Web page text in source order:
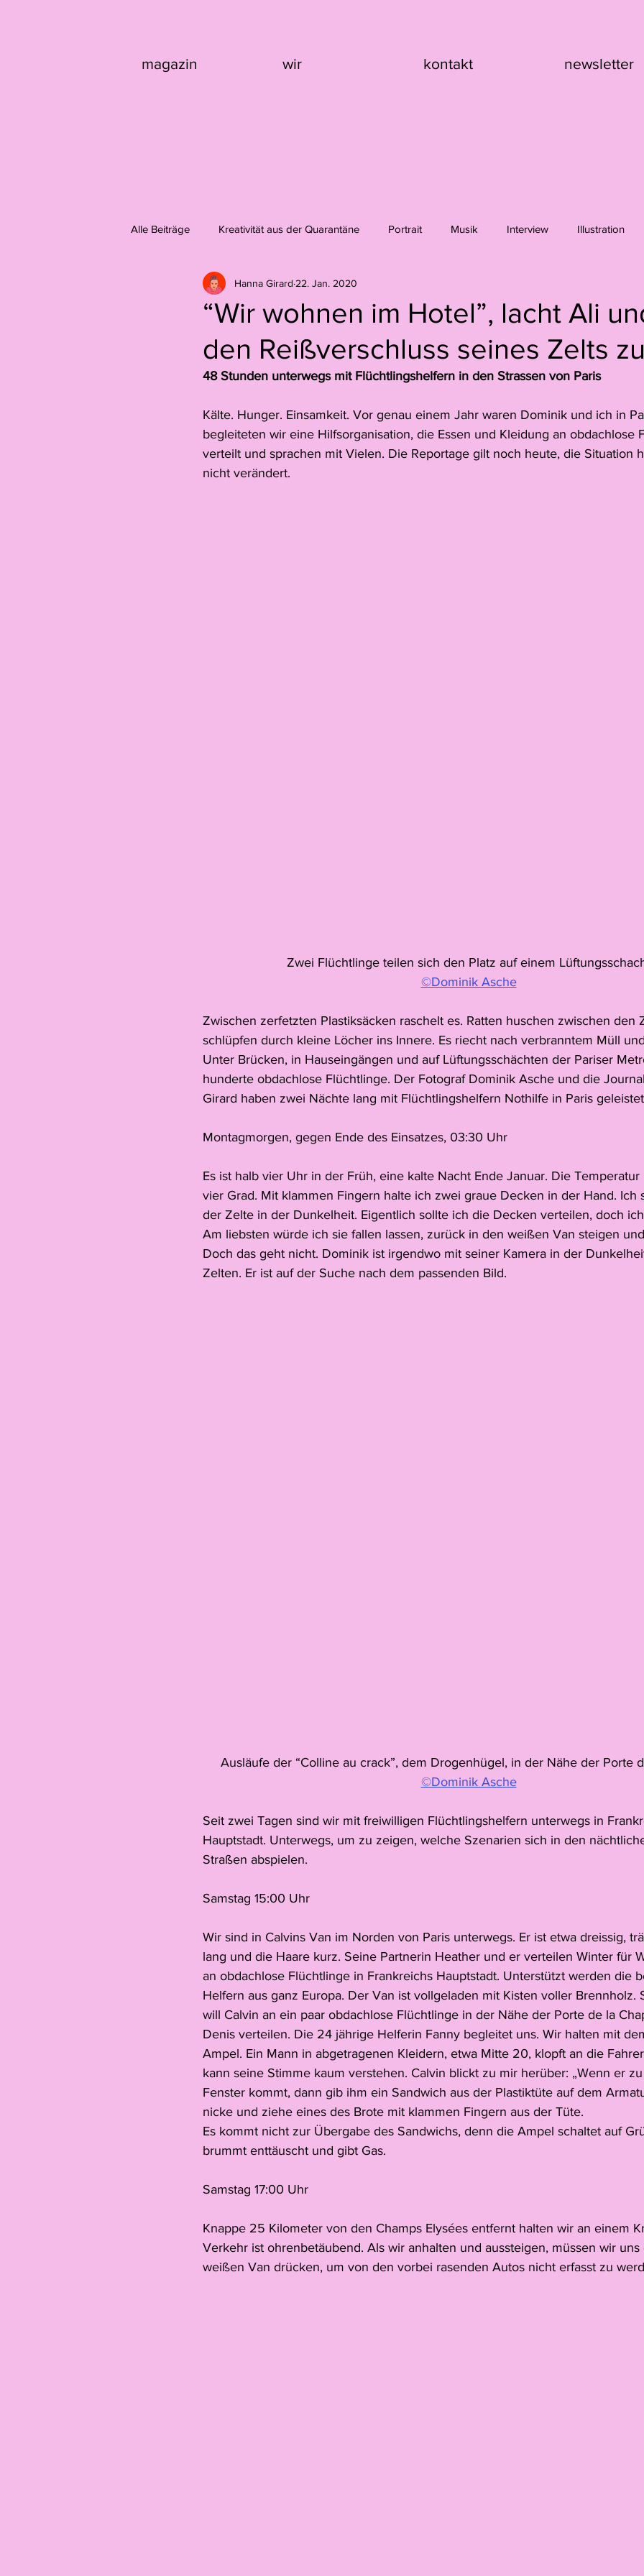
magazin wir kontakt newsletter
Alle Beiträge Kreativität aus der Quarantäne Portrait Musik Interview Illustration
Fotografie Dominik Asche
Hannah Oehry Ariane Thiel Jack Young Juno Peter Simon Hitzinger Pia
Gastbeitrag Colin Lanz Video Matteo Gisler
“Wir wohnen im Hotel”, lacht Ali
den Reißverschluss seines Zelts
Hanna Girard 22. Jan. 2020
48 Stunden unterwegs mit Flüchtlingshelfern in den Strassen von Paris
Kälte. Hunger. Einsamkeit. Vor genau einem Jahr waren Dominik und ich in
begleiteten wir eine Hilfsorganisation, die Essen und Kleidung an obdachlose
verteilt und sprachen mit Vielen. Die Reportage gilt noch heute, die Situation
nicht verändert.
Zwei Flüchtlinge teilen sich den Platz auf einem
©Dominik Asche
Zwischen zerfetzten Plastiksäcken raschelt es. Ratten huschen zwischen den
schlüpfen durch kleine Löcher ins Innere. Es riecht nach verbranntem Müll
Unter Brücken, in Hauseingängen und auf Lüftungsschächten der Pariser
hunderte obdachlose Flüchtlinge. Der Fotograf Dominik Asche und die
Girard haben zwei Nächte lang mit Flüchtlingshelfern Nothilfe in Paris
Montagmorgen, gegen Ende des Einsatzes, 03:30 Uhr
Es ist halb vier Uhr in der Früh, eine kalte Nacht Ende Januar. Die
vier Grad. Mit klammen Fingern halte ich zwei graue Decken in der Hand. Ich
der Zelte in der Dunkelheit. Eigentlich sollte ich die Decken verteilen, doch
Am liebsten würde ich sie fallen lassen, zurück in den weißen Van steigen
Doch das geht nicht. Dominik ist irgendwo mit seiner Kamera in der
Zelten. Er ist auf der Suche nach dem passenden Bild.
Ausläufe der “Colline au crack”, dem Drogenhügel, in der Nähe der Porte
©Dominik Asche
Seit zwei Tagen sind wir mit freiwilligen Flüchtlingshelfern unterwegs in
Hauptstadt. Unterwegs, um zu zeigen, welche Szenarien sich in den
Straßen abspielen.
Samstag 15:00 Uhr
Wir sind in Calvins Van im Norden von Paris unterwegs. Er ist etwa dreissig,
lang und die Haare kurz. Seine Partnerin Heather und er verteilen Winter für
an obdachlose Flüchtlinge in Frankreichs Hauptstadt. Unterstützt werden die
Helfern aus ganz Europa. Der Van ist vollgeladen mit Kisten voller Brennholz.
will Calvin an ein paar obdachlose Flüchtlinge in der Nähe der Porte de la
Denis verteilen. Die 24 jährige Helferin Fanny begleitet uns. Wir halten mit
Ampel. Ein Mann in abgetragenen Kleidern, etwa Mitte 20, klopft an die
kann seine Stimme kaum verstehen. Calvin blickt zu mir herüber: „Wenn er
Fenster kommt, dann gib ihm ein Sandwich aus der Plastiktüte auf dem
nicke und ziehe eines des Brote mit klammen Fingern aus der Tüte.
Es kommt nicht zur Übergabe des Sandwichs, denn die Ampel schaltet auf
brummt enttäuscht und gibt Gas.
Samstag 17:00 Uhr
Knappe 25 Kilometer von den Champs Elysées entfernt halten wir an einem
Verkehr ist ohrenbetäubend. Als wir anhalten und aussteigen, müssen wir
weißen Van drücken, um von den vorbei rasenden Autos nicht erfasst zu